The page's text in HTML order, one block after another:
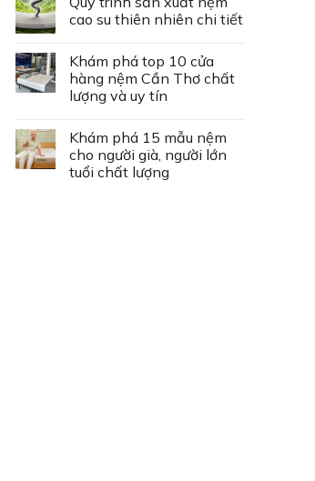
cao su thiên nhiên chi tiết
Khám phá top 10 cửa
hàng nệm Cần Thơ chất
lượng và uy tín
Khám phá 15 mẫu nệm
cho người già, người lớn
tuổi chất lượng